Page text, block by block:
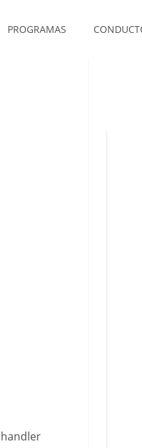
PROGRAMAS